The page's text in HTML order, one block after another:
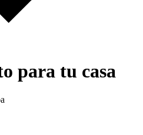
para tu casa